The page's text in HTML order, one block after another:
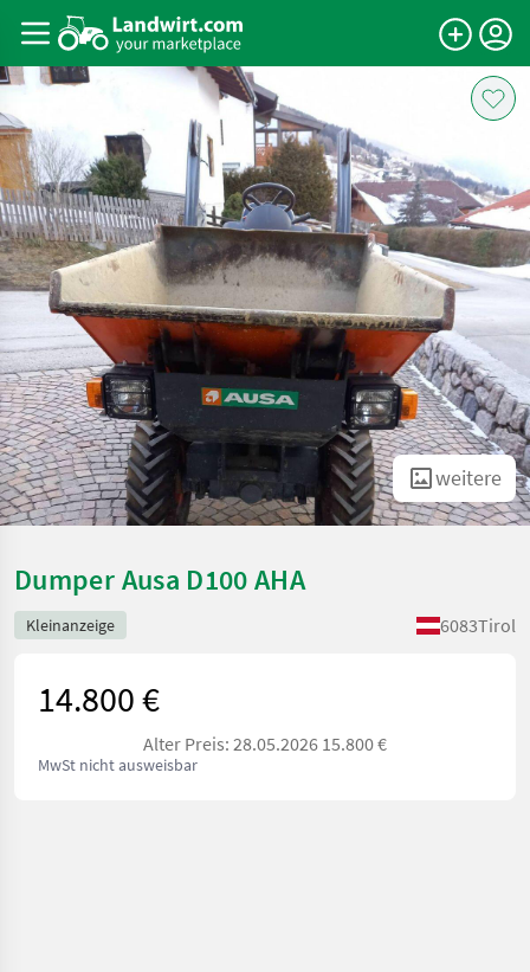
weitere
Dumper Ausa D100 AHA
Kleinanzeige 6083Tirol
14.800 €
Alter Preis: 28.05.2026 15.800 €
MwSt nicht ausweisbar